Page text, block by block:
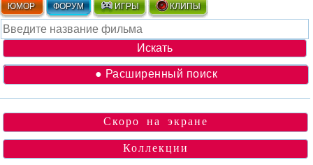
ЮМОР ФОРУМ ИГРЫ КЛИПЫ
● Расширенный поиск
Скоро на экране
Коллекции